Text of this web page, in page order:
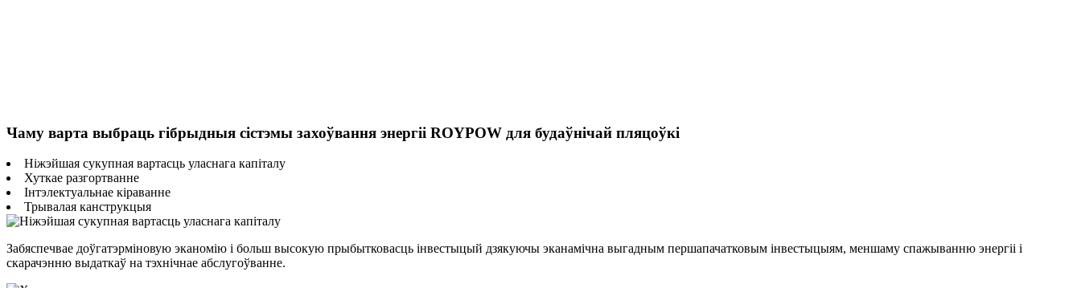
Чаму варта выбраць гібрыдныя сістэмы захоўвання энергіі ROYPOW для будаўнічай пляцоўкі
Ніжэйшая сукупная вартасць уласнага капіталу
Хуткае разгортванне
Інтэлектуальнае кіраванне
Трывалая канструкцыя
Забяспечвае доўгатэрміновую эканомію і больш высокую прыбытковасць інвестыцый дзякуючы эканамічна выгадным першапачатковым інвестыцыям, меншаму спажыванню энергіі і
скарачэнню выдаткаў на тэхнічнае абслугоўванне.